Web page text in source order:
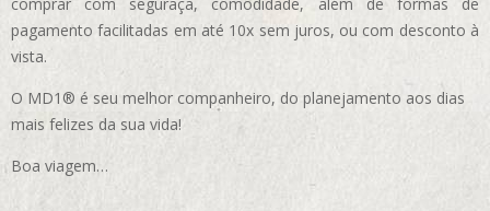
pagamento facilitadas em até 10x sem juros, ou com desconto à
vista.
O MD1® é seu melhor companheiro, do planejamento aos dias
mais felizes da sua vida!
Boa viagem…